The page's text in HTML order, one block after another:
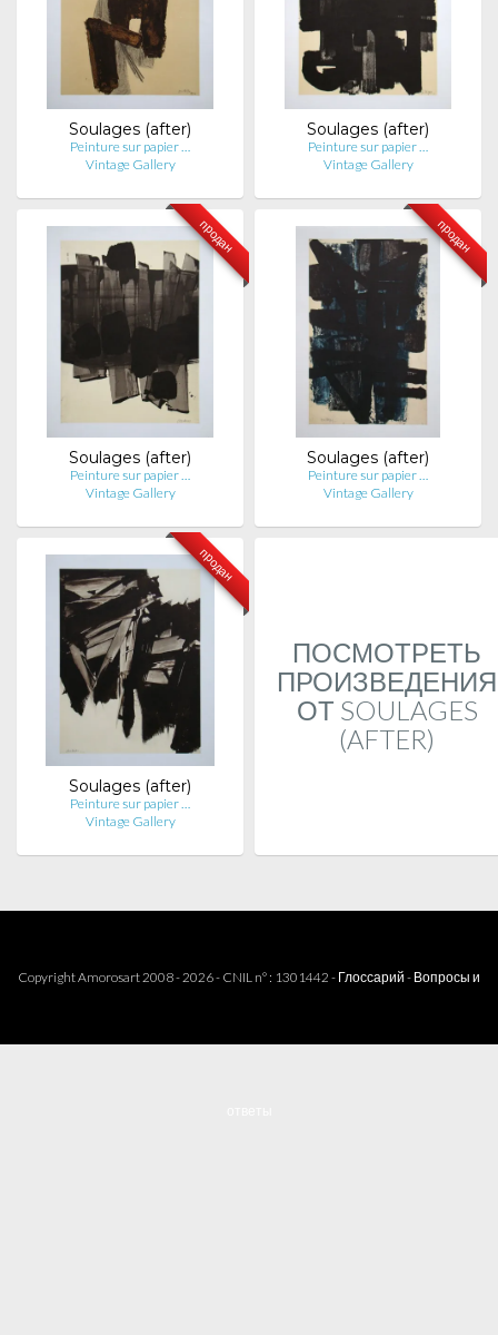
Soulages (after)
Peinture sur papier …
Vintage Gallery
Soulages (after)
Peinture sur papier …
Vintage Gallery
продан
Soulages (after)
Peinture sur papier …
Vintage Gallery
продан
Soulages (after)
Peinture sur papier …
Vintage Gallery
продан
Soulages (after)
Peinture sur papier …
Vintage Gallery
ПОСМОТРЕТЬ
ПРОИЗВЕДЕНИЯ
ОТ SOULAGES
(AFTER)
Copyright Amorosart 2008 - 2026 - CNIL n° : 1301442 - Глоссарий - Вопросы и